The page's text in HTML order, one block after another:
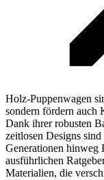
Holz-Puppenwagen
sondern fördern auch
Dank ihrer robusten
zeitlosen Designs
Generationen hinweg
ausführlichen
Materialien, die